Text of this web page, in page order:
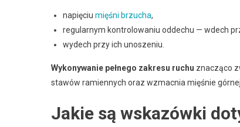
napięciu mięśni brzucha,
regularnym kontrolowaniu oddechu — wdech
wydech przy ich unoszeniu.
Wykonywanie pełnego zakresu ruchu znacząco
stawów ramiennych oraz wzmacnia mięśnie górnej
Jakie są wskazówki